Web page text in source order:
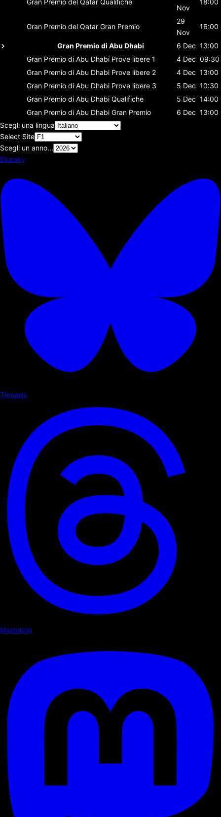
Nov
Gran Premio del Qatar Gran Premio
29
Nov
16:00
Gran Premio di Abu Dhabi 6 Dec 13:00
Gran Premio di Abu Dhabi Prove libere 1 4 Dec 09:30
Gran Premio di Abu Dhabi Prove libere 2 4 Dec 13:00
Gran Premio di Abu Dhabi Prove libere 3 5 Dec 10:30
Gran Premio di Abu Dhabi Qualifiche 5 Dec 14:00
Gran Premio di Abu Dhabi Gran Premio 6 Dec 13:00
Scegli una lingua
Select Site
Scegli un anno...
Bluesky
Threads
Mastodon